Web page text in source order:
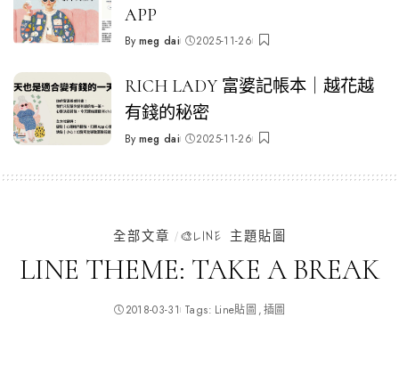
APP
Posted
By meg dai 2025-11-26
RICH LADY 富婆記帳本｜越花越
有錢的秘密
Posted
By meg dai 2025-11-26
全部文章 🎨LINE 主題貼圖
LINE THEME: TAKE A BREAK
2018-03-31 Tags: Line貼圖 插圖